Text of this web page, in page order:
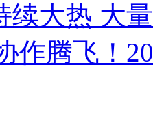
续大热 大
作腾飞！